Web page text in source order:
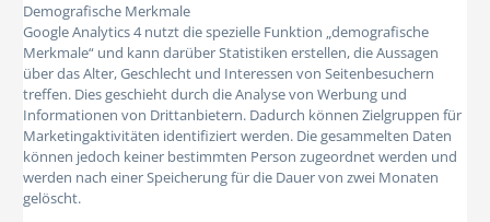
Demografische Merkmale
Google Analytics 4 nutzt die spezielle Funktion „demografische
Merkmale“ und kann darüber Statistiken erstellen, die Aussagen
über das Alter, Geschlecht und Interessen von Seitenbesuchern
treffen. Dies geschieht durch die Analyse von Werbung und
Informationen von Drittanbietern. Dadurch können Zielgruppen für
Marketingaktivitäten identifiziert werden. Die gesammelten Daten
können jedoch keiner bestimmten Person zugeordnet werden und
werden nach einer Speicherung für die Dauer von zwei Monaten
gelöscht.